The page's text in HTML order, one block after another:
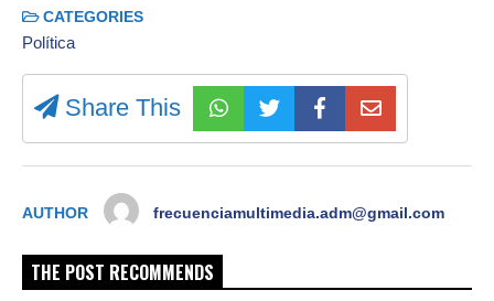
CATEGORIES
Política
Share This
AUTHOR frecuenciamultimedia.adm@gmail.com
THE POST RECOMMENDS